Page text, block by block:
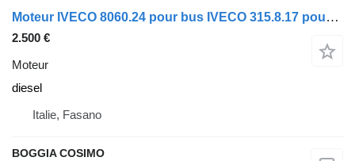
Moteur IVECO 8060.24 pour bus IVECO 315.8.17 pour pièces détachées
2.500 €
Moteur
diesel
Italie, Fasano
BOGGIA COSIMO